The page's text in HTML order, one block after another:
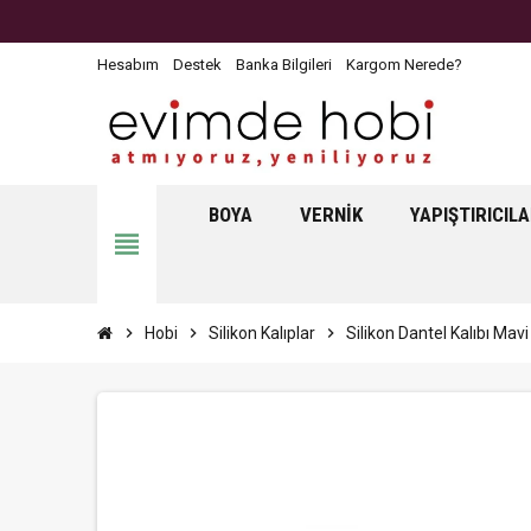
Hesabım Destek Banka Bilgileri Kargom Nerede?
view_headline
BOYA VERNIK
chevron_right Hobi chevron_right Silikon Kalıplar chevron_right Silikon Dantel Kalıbı Mavi